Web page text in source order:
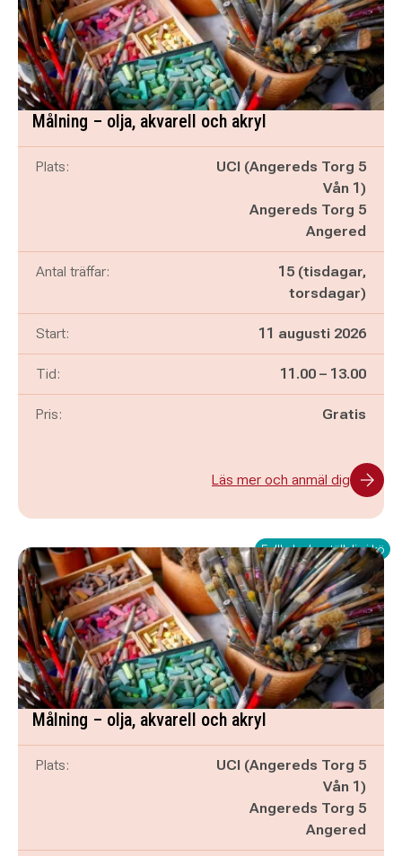
Målning – olja, akvarell och akryl
Plats:
UCI (Angereds Torg 5
Vån 1)
Angereds Torg 5
Angered
Antal träffar:
15 (tisdagar,
torsdagar)
Start: 11 augusti 2026
Tid: Pågår mellan
11.00 – och
13.00
Pris: Gratis
Läs mer och anmäl dig
Fullbokad – ställ dig i kö
Målning – olja, akvarell och akryl
Plats:
UCI (Angereds Torg 5
Vån 1)
Angereds Torg 5
Angered